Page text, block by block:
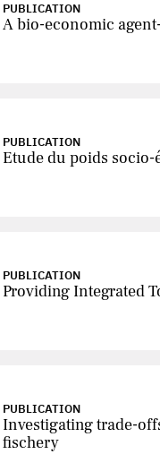
PUBLICATION
A bio-economic
PUBLICATION
Etude du poids
PUBLICATION
Providing Integrated
PUBLICATION
Investigating trade-
fischery